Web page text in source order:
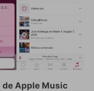
de Apple Music